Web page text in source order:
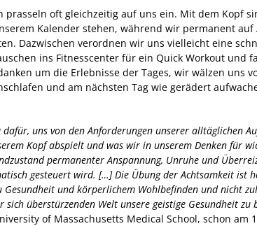
prasseln oft gleichzeitig auf uns ein. Mit dem Kopf
Kalender stehen, während wir permanent
Dazwischen verordnen wir uns vielleicht eine
ins Fitnesscenter für ein Quick Workout und
um die Erlebnisse der Tages, wir wälzen uns
und am nächsten Tag wie gerädert
uns von den Anforderungen unserer alltäglichen
Kopf abspielt und was wir in unserem Denken für
permanenter Anspannung, Unruhe und
gesteuert wird. […] Die Übung der Achtsamkeit ist
Gesundheit und körperlichem Wohlbefinden und nicht
sich überstürzenden Welt unsere geistige Gesundheit zu
of Massachusetts Medical School, schon am